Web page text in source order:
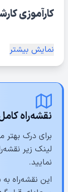
کارآموزی
نمایش بیشتر
نقشه‌راه
برای درک بهتر
لینک زیر
نمایید.
این نقشه‌راه